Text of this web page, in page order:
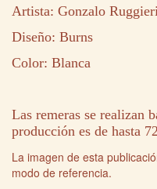
Artista: Gonzalo Ruggieri
Diseño: Burns
Color: Blanca
Las remeras se realizan
producción es de hasta
La imagen de esta
modo de referencia.